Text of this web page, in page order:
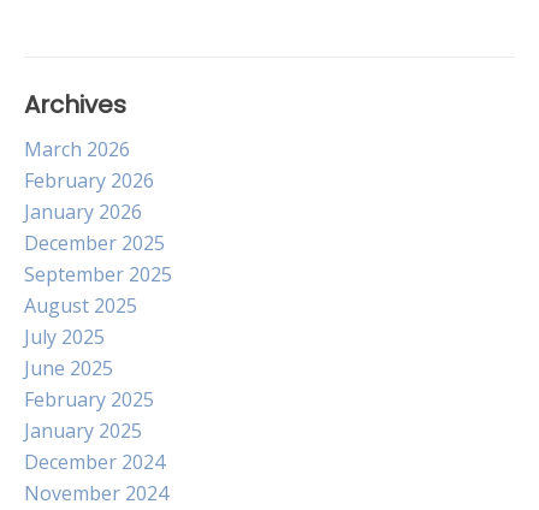
Archives
March 2026
February 2026
January 2026
December 2025
September 2025
August 2025
July 2025
June 2025
February 2025
January 2025
December 2024
November 2024